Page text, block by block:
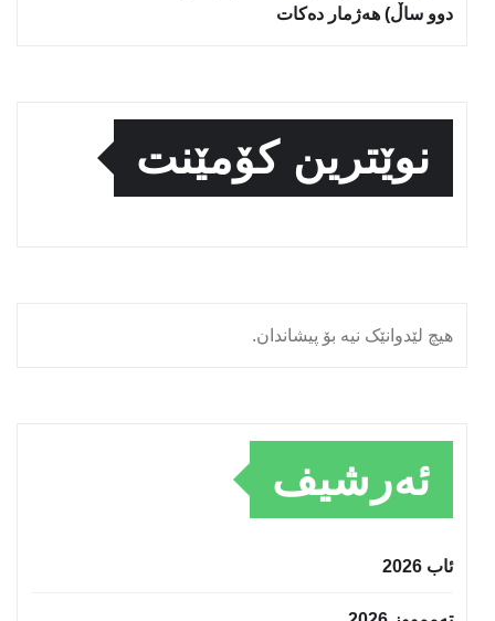
دوو ساڵ) هەژمار دەكات
نوێترین کۆمێنت
هیچ لێدوانێک نیە بۆ پیشاندان.
ئەرشیف
ئاب 2026